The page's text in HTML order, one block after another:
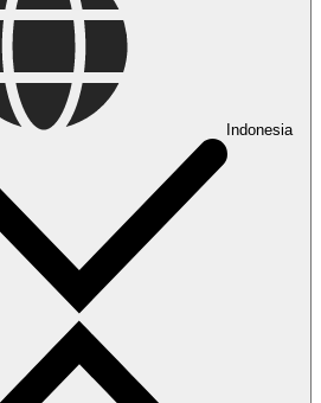
Indonesia